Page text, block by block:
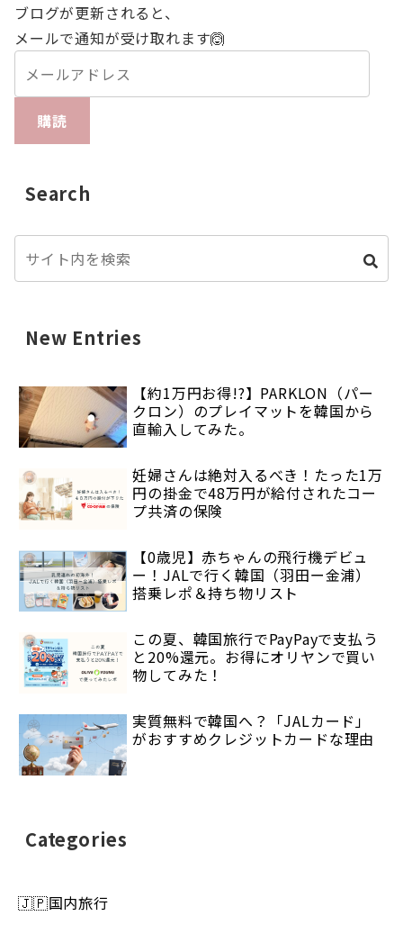
ブログが更新されると、
メールで通知が受け取れます🙆
購読
Search
New Entries
【約1万円お得!?】PARKLON（パー
クロン）のプレイマットを韓国から
直輸入してみた。
妊婦さんは絶対入るべき！たった1万
円の掛金で48万円が給付されたコー
プ共済の保険
【0歳児】赤ちゃんの飛行機デビュ
ー！JALで行く韓国（羽田ー金浦）
搭乗レポ＆持ち物リスト
この夏、韓国旅行でPayPayで支払う
と20%還元。お得にオリヤンで買い
物してみた！
実質無料で韓国へ？「JALカード」
がおすすめクレジットカードな理由
Categories
🇯🇵国内旅行